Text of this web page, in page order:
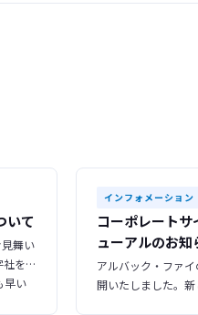
いて
舞い
インフォメーション
コーポレート
ューアルのお知
アルバック・ファ
開いたしました。